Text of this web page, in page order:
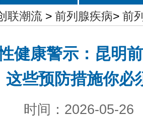
联潮流> 前列腺疾病> 前
健康警示：昆明
这些预防措施你必
时间：2026-05-26